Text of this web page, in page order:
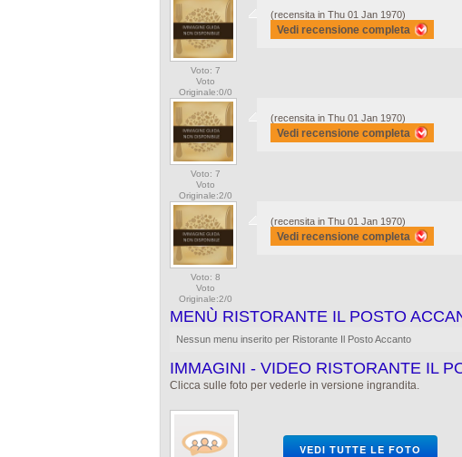
Voto: 7
Voto
Originale:0/0
(recensita in Thu 01 Jan 1970)
Vedi recensione completa
Voto: 7
Voto
Originale:2/0
(recensita in Thu 01 Jan 1970)
Vedi recensione completa
Voto: 8
Voto
Originale:2/0
(recensita in Thu 01 Jan 1970)
Vedi recensione completa
MENÙ RISTORANTE IL POSTO
Nessun menu inserito per Ristorante Il Posto Accanto
IMMAGINI - VIDEO RISTORANTE IL
Clicca sulle foto per vederle in versione ingrandita.
VEDI TUTTE LE FOTO